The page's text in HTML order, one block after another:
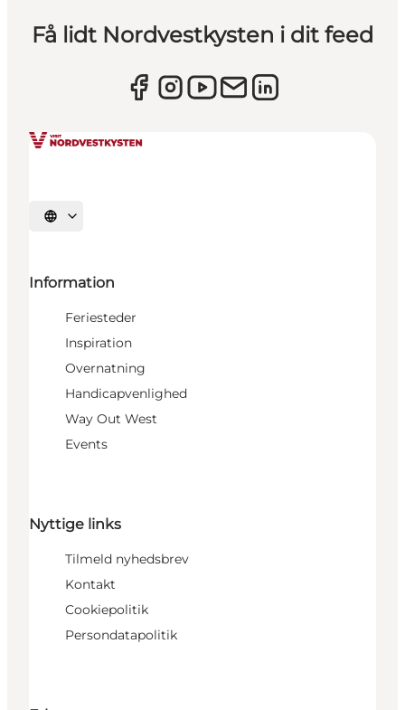
Få lidt Nordvestkysten i dit feed
Vælg sprog
Information
Feriesteder
Inspiration
Overnatning
Handicapvenlighed
Way Out West
Events
Nyttige links
Tilmeld nyhedsbrev
Kontakt
Cookiepolitik
Persondatapolitik